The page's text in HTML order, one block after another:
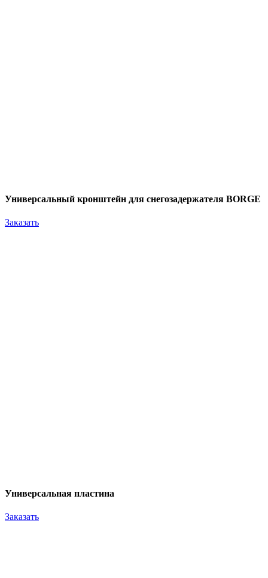
Универсальный кронштейн для снегозадержателя BORGE
Заказать
Универсальная пластина
Заказать